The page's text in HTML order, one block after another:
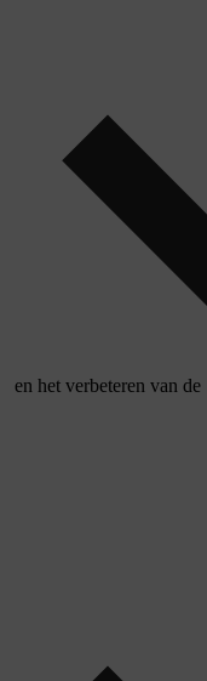
en het verbeteren van de